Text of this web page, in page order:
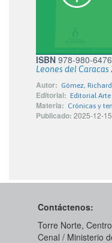
ISBN 978-980-
Leones del Caracas
Autor: Gómez, Richard
Editorial: Editorial Arte
Materia: Crónicas y
Publicado: 2025-12-15
Contáctenos:
Torre Norte,
Cenal / Ministerio